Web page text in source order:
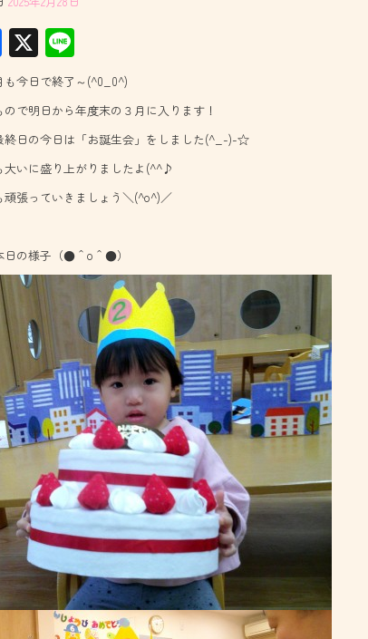
F
ac
e
b
o
ok
X
ne
今日で終了～(^0_0^)
ので明日から年度末の３月に入ります！
終日の今日は「お誕生会」をしました(^_-)-☆
大いに盛り上がりましたよ(^^♪
頑張っていきましょう＼(^o^)／
の様子（●＾o＾●）